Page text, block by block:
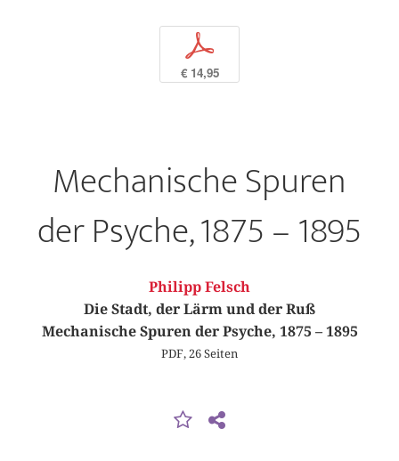
p
€ 14,95
Mechanische Spuren
der Psyche, 1875 – 1895
Philipp Felsch
Die Stadt, der Lärm und der Ruß
Mechanische Spuren der Psyche, 1875 – 1895
PDF, 26 Seiten